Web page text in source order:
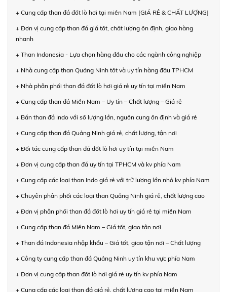
+ Cung cấp than đá đốt lò hơi tại miền Nam [GIÁ RẺ & CHẤT LƯỢNG]
+ Đơn vị cung cấp than đá giá tốt, chất lượng ổn định, giao hàng
nhanh
+ Than Indonesia - Lựa chọn hàng đầu cho các ngành công nghiệp
+ Nhà cung cấp than Quảng Ninh tốt và uy tín hàng đầu TPHCM
+ Nhà phân phối than đá đốt lò hơi giá rẻ uy tín tại miền Nam
+ Cung cấp than đá Miền Nam – Uy tín – Chất lượng – Giá rẻ
+ Bán than đá Indo với số lượng lớn, nguồn cung ổn định và giá rẻ
+ Cung cấp than đá Quảng Ninh giá rẻ, chất lượng, tận nơi
+ Đối tác cung cấp than đá đốt lò hơi uy tín tại miền Nam
+ Đơn vị cung cấp than đá uy tín tại TPHCM và kv phía Nam
+ Cung cấp các loại than Indo giá rẻ với trữ lượng lớn nhỏ kv phía Nam
+ Chuyên phân phối các loại than Quảng Ninh giá rẻ, chất lượng cao
+ Đơn vị phân phối than đá đốt lò hơi uy tín giá rẻ tại miền Nam
+ Cung cấp than đá Miền Nam – Giá tốt, giao tận nơi
+ Than đá Indonesia nhập khẩu – Giá tốt, giao tận nơi – Chất lượng
+ Công ty cung cấp than đá Quảng Ninh uy tín khu vực phía Nam
+ Đơn vị cung cấp than đốt lò hơi giá rẻ uy tín kv phía Nam
+ Cung cấp các loại than đá giá rẻ, chất lượng cao tại miền Nam